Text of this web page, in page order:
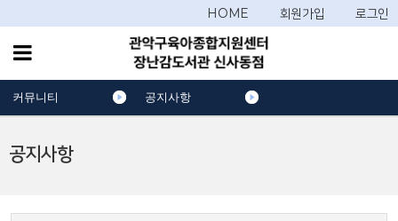
HOME 회원가입 로그인
공지사항
커뮤니티 공지사항